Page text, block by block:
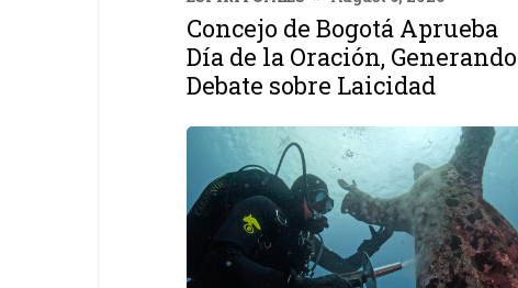
Concejo de Bogotá Aprueba
Día de la Oración, Generando
Debate sobre Laicidad